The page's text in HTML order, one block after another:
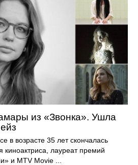
из «Звонка». Ушла
в возрасте 35 лет скончалась
киноактриса, лауреат премий
и MTV Movie ...